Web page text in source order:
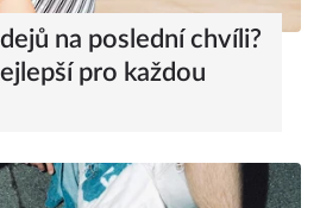
na poslední chvíli?
pro každou